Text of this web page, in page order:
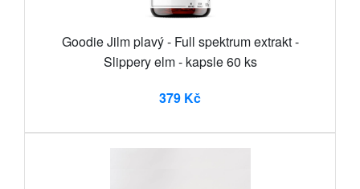
Goodie Jilm plavý - Full spektrum extrakt -
Slippery elm - kapsle 60 ks
379 Kč